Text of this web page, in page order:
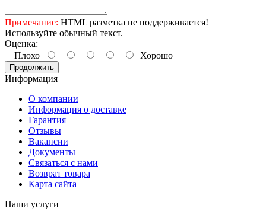
Примечание: HTML разметка не поддерживается!
Используйте обычный текст.
Оценка:
Плохо
Хорошо
Продолжить
Информация
О компании
Информация о доставке
Гарантия
Отзывы
Вакансии
Документы
Связаться с нами
Возврат товара
Карта сайта
Наши услуги